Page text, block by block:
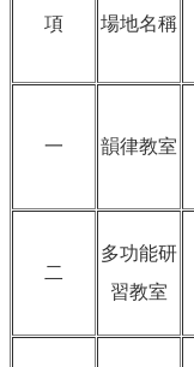
項 場地名稱
一 韻律教室
二
多功能研
習教室